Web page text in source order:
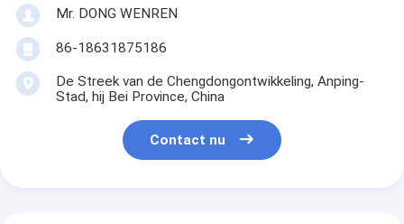
Mr. DONG WENREN
86-18631875186
De Streek van de Chengdongontwikkeling, Anping-
Stad, hij Bei Province, China
Contact nu